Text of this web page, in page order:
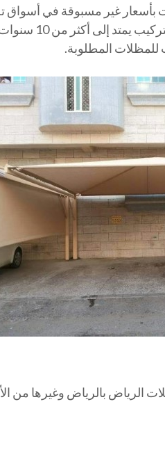
بأسعار غير مسبوقة في أسواق
المظلات وضمان طويل
للمظلات المطلوبة.
الرياض بالرياض وغيرها من